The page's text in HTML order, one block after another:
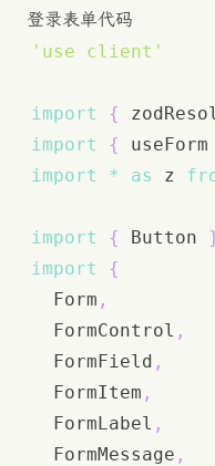
登录表单代码
'use client'
import {
import
{ useForm
import
* as z
import { Button
import
{
Form ,
FormControl ,
FormField ,
FormItem ,
FormLabel ,
FormMessage ,